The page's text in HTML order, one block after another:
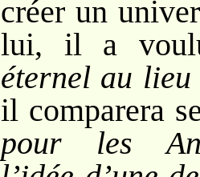
créer un
lui, il a
éternel au
il comparera
pour les